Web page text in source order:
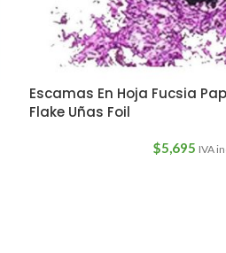
Escamas En Hoja Fucsia
Flake Uñas Foil
$5,695 IVA